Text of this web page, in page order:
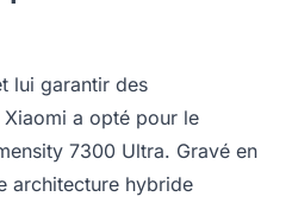
lui garantir des
a opté pour le
7300 Ultra. Gravé en
architecture hybride